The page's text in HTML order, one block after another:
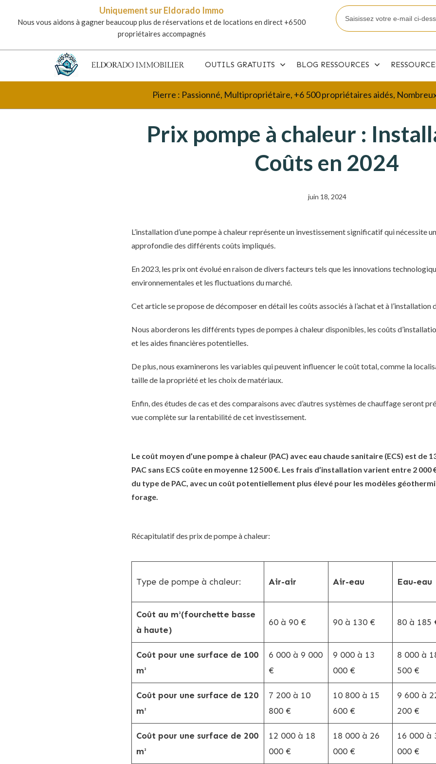
Uniquement sur Eldorado Immo
Nous vous aidons à gagner beaucoup plus de réservations et de locations en direct +6500
propriétaires accompagnés
OUTILS GRATUITS BLOG RESSOURCES
Pierre : Passionné, Multipropriétaire, +6 500 propriétaires aidés,
Prix pompe à chaleur :
Coûts en 2024
juin 18, 2024
L’installation d’une pompe à chaleur représente un investissement significatif qui nécessite
approfondie des différents coûts impliqués.
En 2023, les prix ont évolué en raison de divers facteurs tels que les innovations
environnementales et les fluctuations du marché.
Cet article se propose de décomposer en détail les coûts associés à l’achat et à l’installation
Nous aborderons les différents types de pompes à chaleur disponibles, les coûts
et les aides financières potentielles.
De plus, nous examinerons les variables qui peuvent influencer le coût total, comme la
taille de la propriété et les choix de matériaux.
Enfin, des études de cas et des comparaisons avec d’autres systèmes de chauffage seront
vue complète sur la rentabilité de cet investissement.
Le coût moyen d’une pompe à chaleur (PAC) avec eau chaude sanitaire (ECS) est de
PAC sans ECS coûte en moyenne 12 500 €. Les frais d’installation varient entre 2 000
du type de PAC, avec un coût potentiellement plus élevé pour les modèles
forage.
Récapitulatif des prix de pompe à chaleur:
Type de pompe à chaleur: Air-air Air-eau Eau-eau
Coût au m²(fourchette basse
à haute)
60 à 90 € 90 à 130 € 80 à 185
Coût pour une surface de 100
m²
6 000 à 9 000
€
9 000 à 13
000 €
8 000 à
500 €
Coût pour une surface de 120
m²
7 200 à 10
800 €
10 800 à 15
600 €
9 600 à
200 €
Coût pour une surface de 200
m²
12 000 à 18
000 €
18 000 à 26
000 €
16 000 à
000 €